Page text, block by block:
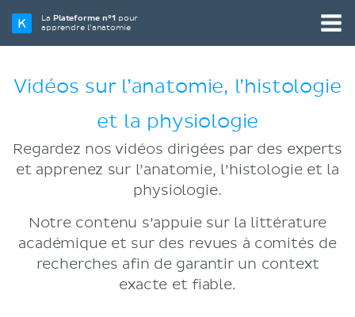
La Plateforme n°1 pour
apprendre l’anatomie
Vidéos sur l’anatomie, l’histologie
et la physiologie
Regardez nos vidéos dirigées par des experts
et apprenez sur l’anatomie, l’histologie et la
physiologie.
Notre contenu s’appuie sur la littérature
académique et sur des revues à comités de
recherches afin de garantir un context
exacte et fiable.